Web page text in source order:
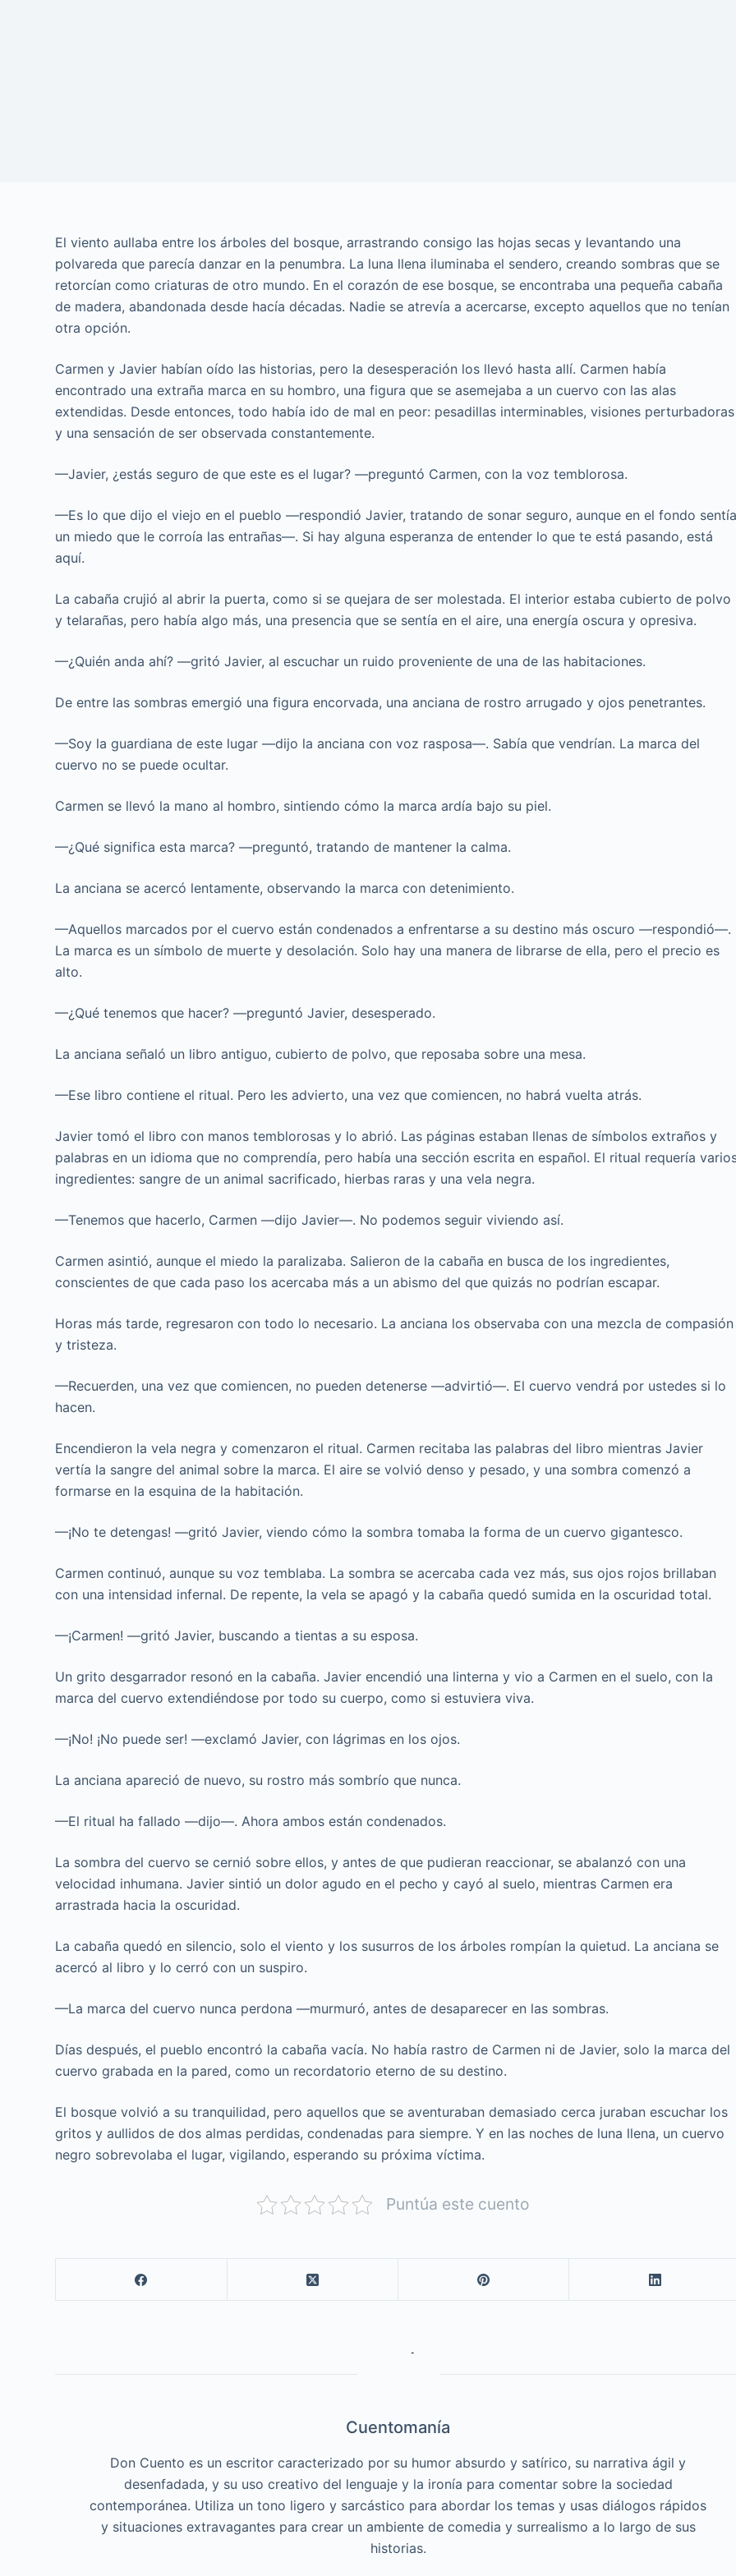
El viento aullaba entre los árboles del bosque, arrastrando consigo las hojas secas y levantando una
polvareda que parecía danzar en la penumbra. La luna llena iluminaba el sendero, creando sombras que se
retorcían como criaturas de otro mundo. En el corazón de ese bosque, se encontraba una pequeña cabaña
de madera, abandonada desde hacía décadas. Nadie se atrevía a acercarse, excepto aquellos que no tenían
otra opción.
Carmen y Javier habían oído las historias, pero la desesperación los llevó hasta allí. Carmen había
encontrado una extraña marca en su hombro, una figura que se asemejaba a un cuervo con las alas
extendidas. Desde entonces, todo había ido de mal en peor: pesadillas interminables, visiones perturbadoras
y una sensación de ser observada constantemente.
—Javier, ¿estás seguro de que este es el lugar? —preguntó Carmen, con la voz temblorosa.
—Es lo que dijo el viejo en el pueblo —respondió Javier, tratando de sonar seguro, aunque en el fondo
un miedo que le corroía las entrañas—. Si hay alguna esperanza de entender lo que te está pasando, está
aquí.
La cabaña crujió al abrir la puerta, como si se quejara de ser molestada. El interior estaba cubierto de polvo
y telarañas, pero había algo más, una presencia que se sentía en el aire, una energía oscura y opresiva.
—¿Quién anda ahí? —gritó Javier, al escuchar un ruido proveniente de una de las habitaciones.
De entre las sombras emergió una figura encorvada, una anciana de rostro arrugado y ojos penetrantes.
—Soy la guardiana de este lugar —dijo la anciana con voz rasposa—. Sabía que vendrían. La marca del
cuervo no se puede ocultar.
Carmen se llevó la mano al hombro, sintiendo cómo la marca ardía bajo su piel.
—¿Qué significa esta marca? —preguntó, tratando de mantener la calma.
La anciana se acercó lentamente, observando la marca con detenimiento.
—Aquellos marcados por el cuervo están condenados a enfrentarse a su destino más oscuro —respondió—.
La marca es un símbolo de muerte y desolación. Solo hay una manera de librarse de ella, pero el precio es
alto.
—¿Qué tenemos que hacer? —preguntó Javier, desesperado.
La anciana señaló un libro antiguo, cubierto de polvo, que reposaba sobre una mesa.
—Ese libro contiene el ritual. Pero les advierto, una vez que comiencen, no habrá vuelta atrás.
Javier tomó el libro con manos temblorosas y lo abrió. Las páginas estaban llenas de símbolos extraños y
palabras en un idioma que no comprendía, pero había una sección escrita en español. El ritual requería
ingredientes: sangre de un animal sacrificado, hierbas raras y una vela negra.
—Tenemos que hacerlo, Carmen —dijo Javier—. No podemos seguir viviendo así.
Carmen asintió, aunque el miedo la paralizaba. Salieron de la cabaña en busca de los ingredientes,
conscientes de que cada paso los acercaba más a un abismo del que quizás no podrían escapar.
Horas más tarde, regresaron con todo lo necesario. La anciana los observaba con una mezcla de compasión
y tristeza.
—Recuerden, una vez que comiencen, no pueden detenerse —advirtió—. El cuervo vendrá por ustedes si lo
hacen.
Encendieron la vela negra y comenzaron el ritual. Carmen recitaba las palabras del libro mientras Javier
vertía la sangre del animal sobre la marca. El aire se volvió denso y pesado, y una sombra comenzó a
formarse en la esquina de la habitación.
—¡No te detengas! —gritó Javier, viendo cómo la sombra tomaba la forma de un cuervo gigantesco.
Carmen continuó, aunque su voz temblaba. La sombra se acercaba cada vez más, sus ojos rojos brillaban
con una intensidad infernal. De repente, la vela se apagó y la cabaña quedó sumida en la oscuridad total.
—¡Carmen! —gritó Javier, buscando a tientas a su esposa.
Un grito desgarrador resonó en la cabaña. Javier encendió una linterna y vio a Carmen en el suelo, con la
marca del cuervo extendiéndose por todo su cuerpo, como si estuviera viva.
—¡No! ¡No puede ser! —exclamó Javier, con lágrimas en los ojos.
La anciana apareció de nuevo, su rostro más sombrío que nunca.
—El ritual ha fallado —dijo—. Ahora ambos están condenados.
La sombra del cuervo se cernió sobre ellos, y antes de que pudieran reaccionar, se abalanzó con una
velocidad inhumana. Javier sintió un dolor agudo en el pecho y cayó al suelo, mientras Carmen era
arrastrada hacia la oscuridad.
La cabaña quedó en silencio, solo el viento y los susurros de los árboles rompían la quietud. La anciana se
acercó al libro y lo cerró con un suspiro.
—La marca del cuervo nunca perdona —murmuró, antes de desaparecer en las sombras.
Días después, el pueblo encontró la cabaña vacía. No había rastro de Carmen ni de Javier, solo la marca del
cuervo grabada en la pared, como un recordatorio eterno de su destino.
El bosque volvió a su tranquilidad, pero aquellos que se aventuraban demasiado cerca juraban escuchar los
gritos y aullidos de dos almas perdidas, condenadas para siempre. Y en las noches de luna llena, un cuervo
negro sobrevolaba el lugar, vigilando, esperando su próxima víctima.
Puntúa este cuento
Cuentomanía
Don Cuento es un escritor caracterizado por su humor absurdo y satírico, su narrativa ágil y
desenfadada, y su uso creativo del lenguaje y la ironía para comentar sobre la sociedad
contemporánea. Utiliza un tono ligero y sarcástico para abordar los temas y usas diálogos rápidos
y situaciones extravagantes para crear un ambiente de comedia y surrealismo a lo largo de sus
historias.